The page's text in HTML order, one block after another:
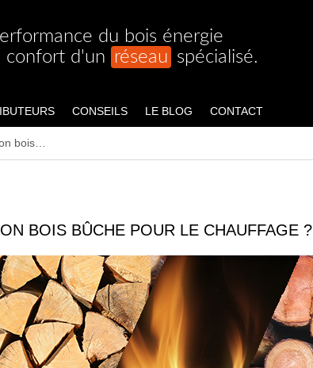
du bois énergie
confort d'un réseau spécialisé.
CONSEILS LE BLOG CONTACT
bois…
BOIS BÛCHE POUR LE CHAUFFAGE ?